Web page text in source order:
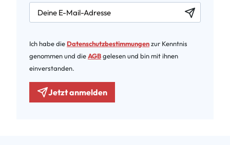
newsletter.labelEmail
Ich habe die Datenschutzbestimmungenzur Kenntnis
genommen und dieAGBgelesen und bin mit ihnen
einverstanden.
Jetzt anmelden